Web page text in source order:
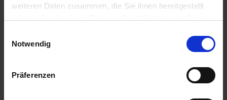
weiteren Daten zusammen, die Sie ihnen bereitgestellt
Notwendig
Präferenzen
Ähnliche Produkte